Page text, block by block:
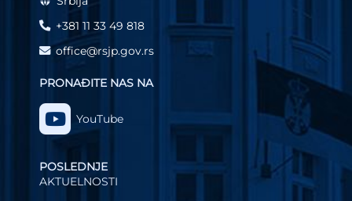
+381 11 33 49 818
office@rsjp.gov.rs
PRONAĐITE NAS NA
YouTube
POSLEDNJE
AKTUELNOSTI